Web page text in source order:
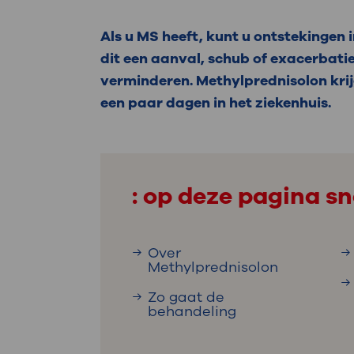
Uw
steeds verder uit, zodat u zelf
we u sneller helpen.
Direct naar MijnOLVG
Als u MS heeft, kunt u ontstekingen
dit een aanval, schub of
verminderen. Methylprednisolon
een paar dagen in het ziekenhuis.
: op deze pagina
Over
Methylprednisolon
Zo gaat de
behandeling